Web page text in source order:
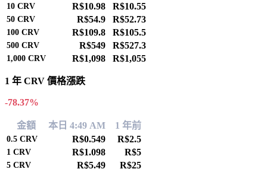
10 CRV R$10.98 R$10.55
50 CRV R$54.9 R$52.73
100 CRV R$109.8 R$105.5
500 CRV R$549 R$527.3
1,000 CRV R$1,098 R$1,055
1 年 CRV 價格漲跌
-78.37%
金額 本日 4:49 AM 1 年前
0.5 CRV R$0.549 R$2.5
1 CRV R$1.098 R$5
5 CRV R$5.49 R$25